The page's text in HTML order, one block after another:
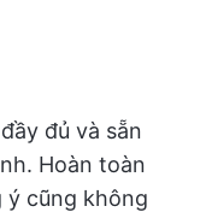
đủ và sẵn
Hoàn toàn
ý cũng không